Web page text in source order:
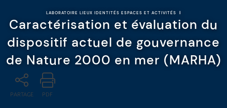
LABORATOIRE LIEUX IDENTITÉS ESPACES ET ACTIVITÉS |
Caractérisation et évaluation du
dispositif actuel de gouvernance
de Nature 2000 en mer (MARHA)
PARTAGE PDF